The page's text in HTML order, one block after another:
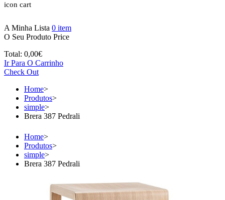
icon cart
A Minha Lista 0 item
O Seu Produto Price
Total: 0,00€
Ir Para O Carrinho
Check Out
Home>
Produtos>
simple>
Brera 387 Pedrali
Home>
Produtos>
simple>
Brera 387 Pedrali